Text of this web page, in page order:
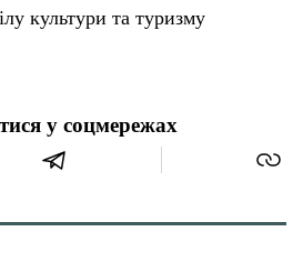
культури та туризму
у соцмережах